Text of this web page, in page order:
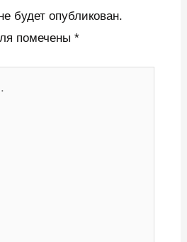
будет опубликован.
помечены *